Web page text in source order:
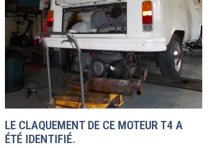
LE CLAQUEMENT DE CE MOTEUR T4 A
ÉTÉ IDENTIFIÉ.